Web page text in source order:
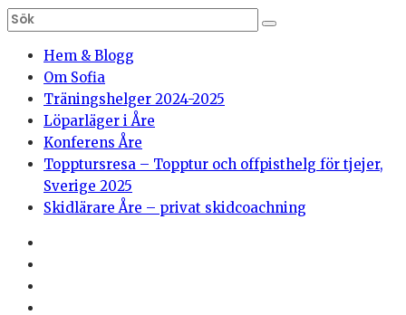
Hem & Blogg
Om Sofia
Träningshelger 2024-2025
Löparläger i Åre
Konferens Åre
Topptursresa – Topptur och offpisthelg för tjejer,
Sverige 2025
Skidlärare Åre – privat skidcoachning